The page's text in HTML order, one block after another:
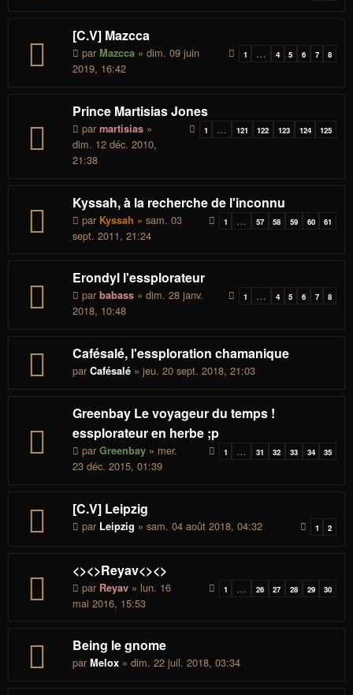
[C.V] Mazcca
1 … 4 5 6 7 8
par Mazcca » dim. 09 juin
2019, 16:42
Prince Martisias Jones
1 … 121 122 123 124 125
par martisias »
dim. 12 déc. 2010,
21:38
Kyssah, à la recherche de l'inconnu
1 … 57 58 59 60 61
par Kyssah » sam. 03
sept. 2011, 21:24
Erondyl l'essplorateur
1 … 4 5 6 7 8
par babass » dim. 28 janv.
2018, 10:48
Cafésalé, l'essploration chamanique
par Cafésalé » jeu. 20 sept. 2018, 21:03
Greenbay Le voyageur du temps !
essplorateur en herbe ;p
1 … 31 32 33 34 35
par Greenbay » mer.
23 déc. 2015, 01:39
[C.V] Leipzig
1 2
par Leipzig » sam. 04 août 2018, 04:32
<><>Reyav<><>
1 … 26 27 28 29 30
par Reyav » lun. 16
mai 2016, 15:53
Being le gnome
par Melox » dim. 22 juil. 2018, 03:34